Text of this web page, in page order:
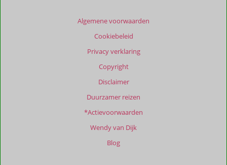
Algemene voorwaarden
Cookiebeleid
Privacy verklaring
Copyright
Disclaimer
Duurzamer reizen
*Actievoorwaarden
Wendy van Dijk
Blog